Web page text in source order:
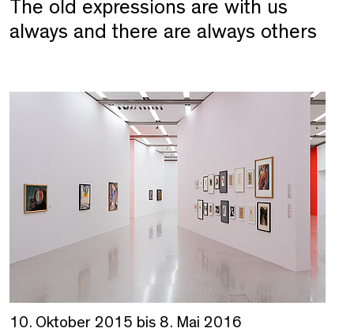
The old expressions are with us
always and there are always others
10. Oktober 2015 bis 8. Mai 2016